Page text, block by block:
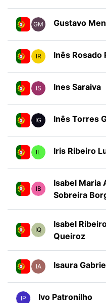
GM Gustavo
IR Inês Rosado
IS Ines Saraiva
IG Inês Torres
IL Iris Ribeiro
IB
Isabel Maria
Sobreira
IQ
Isabel
Queiroz
IA Isaura
IP Ivo Patronilho